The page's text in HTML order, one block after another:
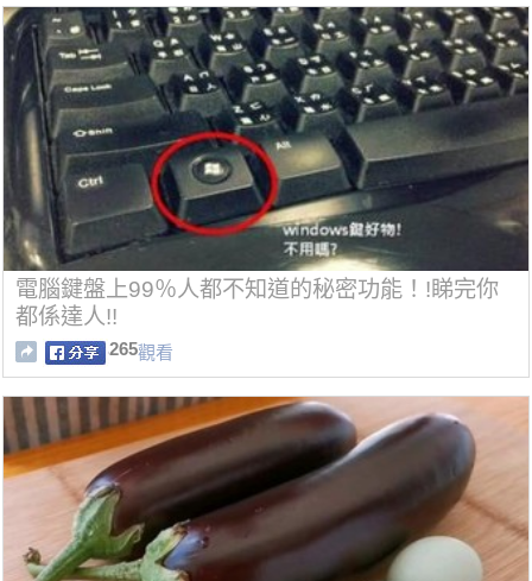
電腦鍵盤上99％人都不知道的秘密功能！!睇完你
都係達人!!
265觀看